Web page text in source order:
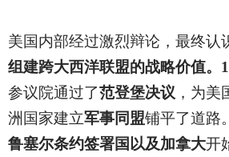
美国内部经过激烈辩论，最终认
组建跨大西洋联盟的战略价值。
参议院通过了范登堡决议 ，为
洲国家建立军事同盟铺平了道路
鲁塞尔条约签署国以及加拿大开